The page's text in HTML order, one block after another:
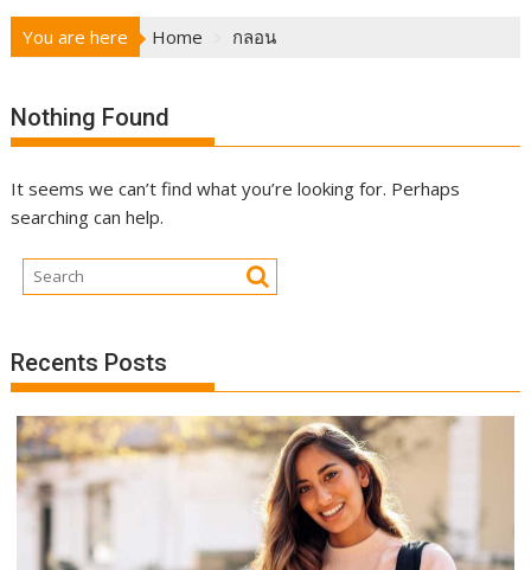
You are here Home กลอน
Nothing Found
It seems we can’t find what you’re looking for. Perhaps
searching can help.
Recents Posts